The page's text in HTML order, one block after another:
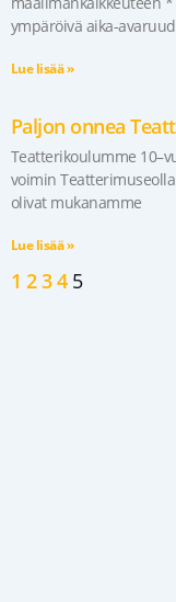
ympäröivä aika-
Lue lisää »
Paljon onnea
Teatterikoulumme
voimin
olivat mukanamme
Lue lisää »
1 234 5